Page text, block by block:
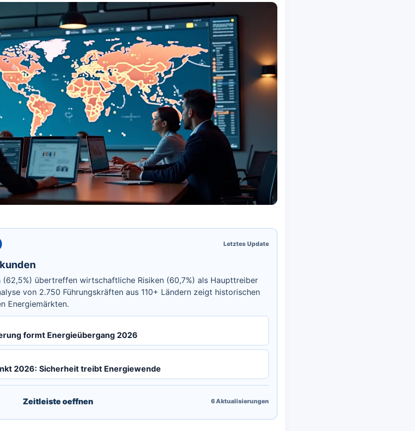
Letztes Update
(62,5%) übertreffen wirtschaftliche Risiken (60,7%) als Haupttreiber
von 2.750 Führungskräften aus 110+ Ländern zeigt historischen
Energiemärkten.
formt Energieübergang 2026
2026: Sicherheit treibt Energiewende
Zeitleiste oeffnen 6Aktualisierungen